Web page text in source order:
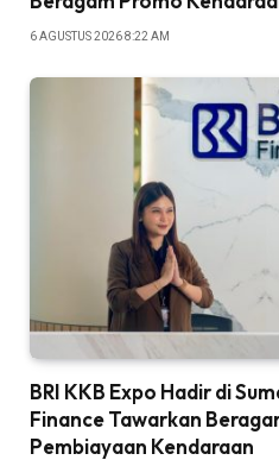
6 AGUSTUS 2026 8:22 AM
BRI KKB Expo Hadir di
Finance Tawarkan
Pembiayaan Kendaraan